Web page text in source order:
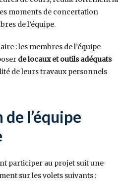
moments de concertation
de l’équipe.
: les membres de l’équipe
de locaux et outils adéquats
de leurs travaux personnels
l’équipe
participer au projet suit une
sur les volets suivants :